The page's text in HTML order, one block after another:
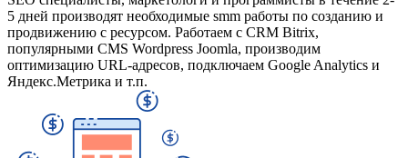
5 дней производят необходимые smm работы по созданию и
продвижению с ресурсом. Работаем с CRM Bitrix,
популярными CMS Wordpress Joomla, производим
оптимизацию URL-адресов, подключаем Google Analytics и
Яндекс.Метрика и т.п.